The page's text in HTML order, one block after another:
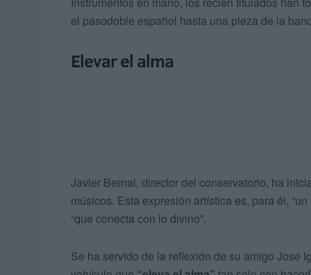
el pasodoble español hasta una pieza de la
Elevar el alma
Javier Bernal, director del conservatorio, ha
músicos. Esta expresión artística es, para él,
“que conecta con lo divino”.
Se ha servido de la reflexión de su amigo José